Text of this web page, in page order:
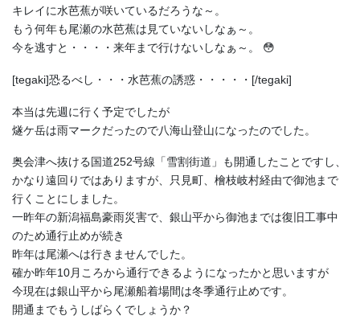
キレイに水芭蕉が咲いているだろうな～。
もう何年も尾瀬の水芭蕉は見ていないしなぁ～。
今を逃すと・・・・来年まで行けないしなぁ～。 😳
[tegaki]恐るべし・・・水芭蕉の誘惑・・・・・[/tegaki]
本当は先週に行く予定でしたが
燧ケ岳は雨マークだったので八海山登山になったのでした。
奥会津へ抜ける国道252号線「雪割街道」も開通したことですし、
かなり遠回りではありますが、只見町、檜枝岐村経由で御池まで
行くことにしました。
一昨年の新潟福島豪雨災害で、銀山平から御池までは復旧工事中
のため通行止めが続き
昨年は尾瀬へは行きませんでした。
確か昨年10月ころから通行できるようになったかと思いますが
今現在は銀山平から尾瀬船着場間は冬季通行止めです。
開通までもうしばらくでしょうか？